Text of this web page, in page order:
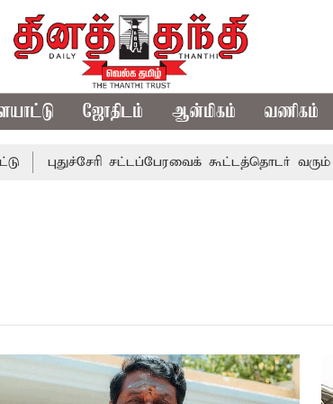
ஜோதிடம் ஆன்மிகம் வணிகம்
புதுச்சேரி சட்டப்பேரவைக் கூட்டத்தொடர் வரும்